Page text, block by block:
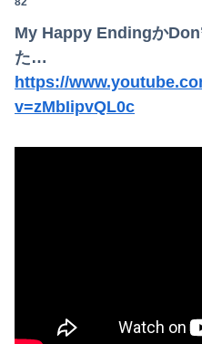
My Happy Endingか
た…
https://
v=zMbIipvQL0c